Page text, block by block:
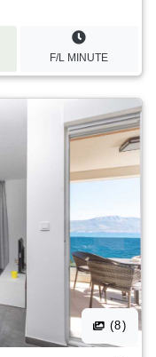
F/L MINUTE
(8)